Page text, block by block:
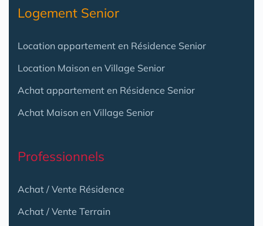
Logement Senior
Location appartement en Résidence Senior
Location Maison en Village Senior
Achat appartement en Résidence Senior
Achat Maison en Village Senior
Professionnels
Achat / Vente Résidence
Achat / Vente Terrain